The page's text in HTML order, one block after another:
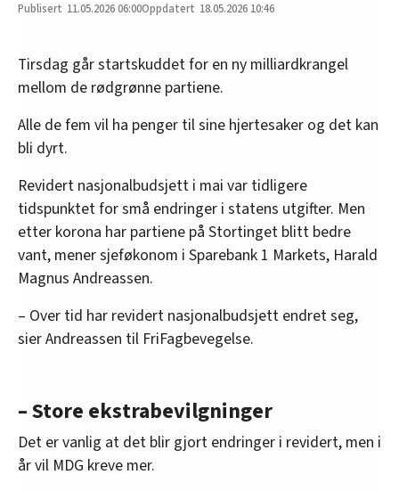
11.05.202606:00 18.05.2026 10:46
Tirsdag går startskuddet for en ny milliardkrangel
mellom de rødgrønne partiene.
Alle de fem vil ha penger til sine hjertesaker og det kan
bli dyrt.
Revidert nasjonalbudsjett i mai var tidligere
tidspunktet for små endringer i statens utgifter. Men
etter korona har partiene på Stortinget blitt bedre
vant, mener sjeføkonom i Sparebank 1 Markets, Harald
Magnus Andreassen.
– Over tid har revidert nasjonalbudsjett endret seg,
sier Andreassen til FriFagbevegelse.
– Store ekstrabevilgninger
Det er vanlig at det blir gjort endringer i revidert, men i
år vil MDG kreve mer.